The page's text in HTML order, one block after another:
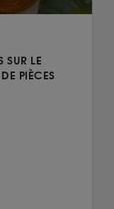
SUR LE
PIÈCES